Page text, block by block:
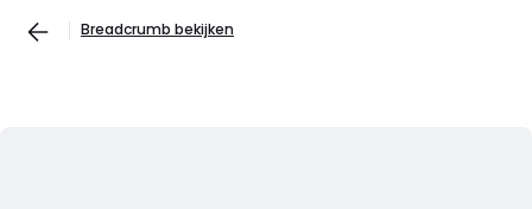
Breadcrumb bekijken